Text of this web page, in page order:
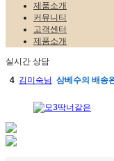
제품소개
커뮤니티
고객센터
제품소개
실시간 상담
4 김미숙님 삼베수의 배송
김희섭님 삼베수의
6